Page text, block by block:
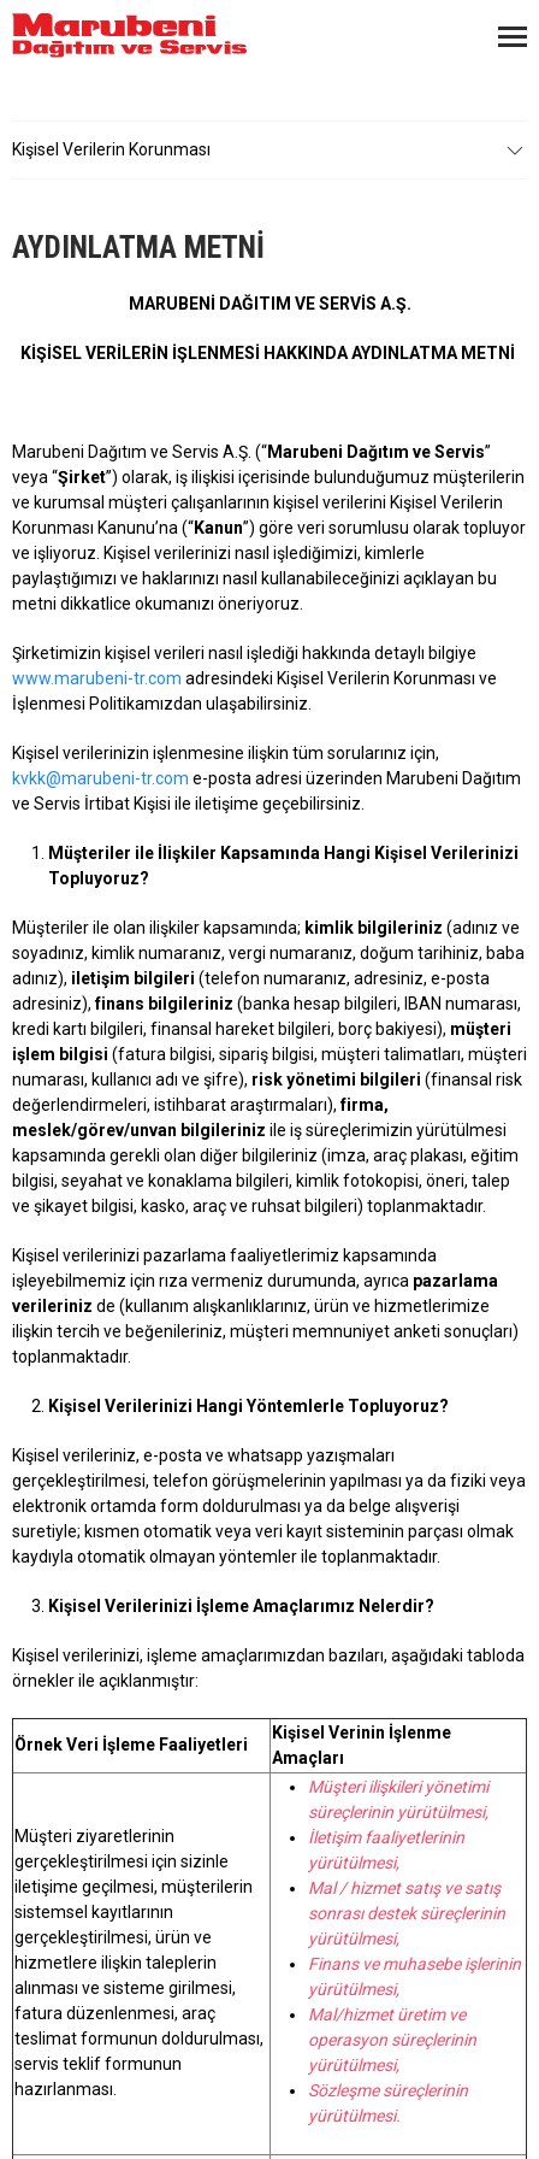
Kişisel Verilerin Korunması
AYDINLATMA METNİ
MARUBENİ DAĞITIM VE SERVİS A.Ş.
KİŞİSEL VERİLERİN İŞLENMESİ HAKKINDA AYDINLATMA METNİ
Marubeni Dağıtım ve Servis A.Ş. (“Marubeni Dağıtım ve Servis”
veya “Şirket”) olarak, iş ilişkisi içerisinde bulunduğumuz müşterilerin
ve kurumsal müşteri çalışanlarının kişisel verilerini Kişisel Verilerin
Korunması Kanunu’na (“Kanun”) göre veri sorumlusu olarak topluyor
ve işliyoruz. Kişisel verilerinizi nasıl işlediğimizi, kimlerle
paylaştığımızı ve haklarınızı nasıl kullanabileceğinizi açıklayan bu
metni dikkatlice okumanızı öneriyoruz.
Şirketimizin kişisel verileri nasıl işlediği hakkında detaylı bilgiye
www.marubeni-tr.com adresindeki Kişisel Verilerin Korunması ve
İşlenmesi Politikamızdan ulaşabilirsiniz.
Kişisel verilerinizin işlenmesine ilişkin tüm sorularınız için,
kvkk@marubeni-tr.com e-posta adresi üzerinden Marubeni Dağıtım
ve Servis İrtibat Kişisi ile iletişime geçebilirsiniz.
Müşteriler ile İlişkiler Kapsamında Hangi Kişisel Verilerinizi
Topluyoruz?
Müşteriler ile olan ilişkiler kapsamında; kimlik bilgileriniz (adınız ve
soyadınız, kimlik numaranız, vergi numaranız, doğum tarihiniz, baba
adınız), iletişim bilgileri (telefon numaranız, adresiniz, e-posta
adresiniz),finans bilgileriniz (banka hesap bilgileri, IBAN numarası,
kredi kartı bilgileri, finansal hareket bilgileri, borç bakiyesi), müşteri
işlem bilgisi (fatura bilgisi, sipariş bilgisi, müşteri talimatları, müşteri
numarası, kullanıcı adı ve şifre), risk yönetimi bilgileri (finansal risk
değerlendirmeleri, istihbarat araştırmaları),firma,
meslek/görev/unvan bilgileriniz ile iş süreçlerimizin yürütülmesi
kapsamında gerekli olan diğer bilgileriniz (imza, araç plakası, eğitim
bilgisi, seyahat ve konaklama bilgileri, kimlik fotokopisi, öneri, talep
ve şikayet bilgisi, kasko, araç ve ruhsat bilgileri) toplanmaktadır.
Kişisel verilerinizi pazarlama faaliyetlerimiz kapsamında
işleyebilmemiz için rıza vermeniz durumunda, ayrıca pazarlama
verileriniz de (kullanım alışkanlıklarınız, ürün ve hizmetlerimize
ilişkin tercih ve beğenileriniz, müşteri memnuniyet anketi sonuçları)
toplanmaktadır.
Kişisel Verilerinizi Hangi Yöntemlerle Topluyoruz?
Kişisel verileriniz, e-posta ve whatsapp yazışmaları
gerçekleştirilmesi, telefon görüşmelerinin yapılması ya da fiziki veya
elektronik ortamda form doldurulması ya da belge alışverişi
suretiyle; kısmen otomatik veya veri kayıt sisteminin parçası olmak
kaydıyla otomatik olmayan yöntemler ile toplanmaktadır.
Kişisel Verilerinizi İşleme Amaçlarımız Nelerdir?
Kişisel verilerinizi, işleme amaçlarımızdan bazıları, aşağıdaki tabloda
örnekler ile açıklanmıştır:
Örnek Veri İşleme Faaliyetleri
Kişisel Verinin İşlenme
Amaçları
Müşteri ziyaretlerinin
gerçekleştirilmesi için sizinle
iletişime geçilmesi, müşterilerin
sistemsel kayıtlarının
gerçekleştirilmesi, ürün ve
hizmetlere ilişkin taleplerin
alınması ve sisteme girilmesi,
fatura düzenlenmesi, araç
teslimat formunun doldurulması,
servis teklif formunun
hazırlanması.
Müşteri ilişkileri yönetimi
süreçlerinin yürütülmesi,
İletişim faaliyetlerinin
yürütülmesi,
Mal / hizmet satış ve satış
sonrası destek süreçlerinin
yürütülmesi,
Finans ve muhasebe işlerinin
yürütülmesi,
Mal/hizmet üretim ve
operasyon süreçlerinin
yürütülmesi,
Sözleşme süreçlerinin
yürütülmesi.